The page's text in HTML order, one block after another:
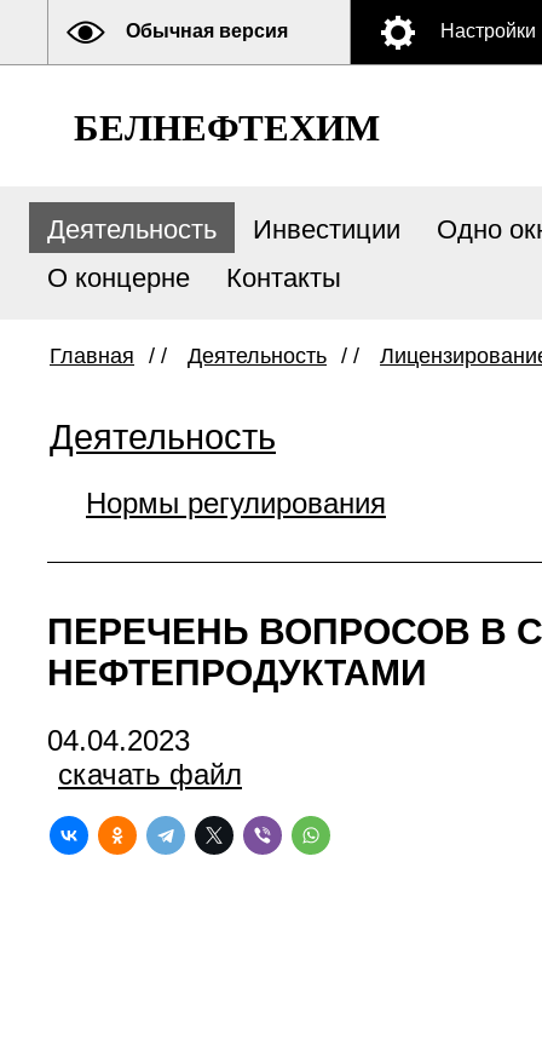
Обычная версия Настройки
БЕЛНЕФТЕХИМ
Деятельность Инвестиции
Одно
О концерне
Контакты
Главная / / Деятельность / /
Деятельность
Нормы регулирования
ПЕРЕЧЕНЬ ВОПРОСОВ В
НЕФТЕПРОДУКТАМИ
04.04.2023
скачать файл